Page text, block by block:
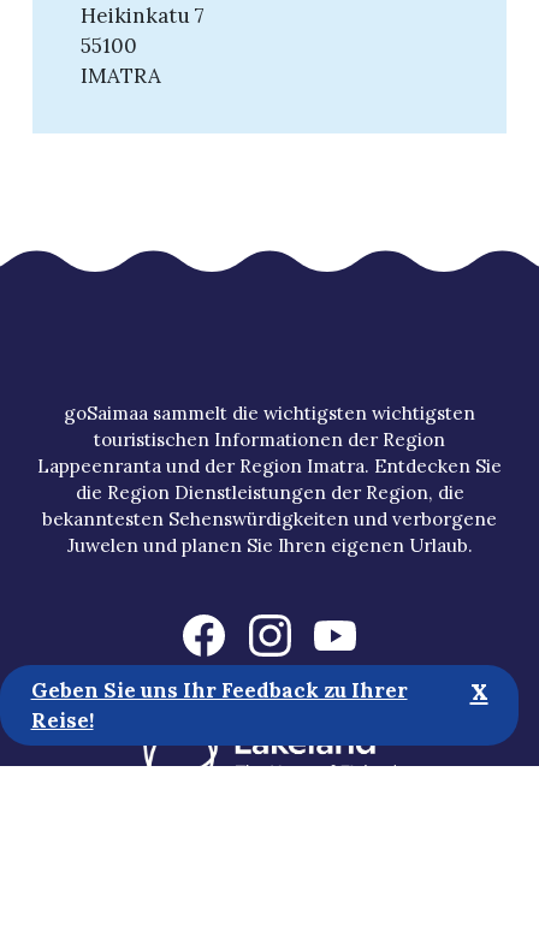
Heikinkatu 7
55100
IMATRA
goSaimaa sammelt die wichtigsten wichtigsten
touristischen Informationen der Region
Lappeenranta und der Region Imatra. Entdecken Sie
die Region Dienstleistungen der Region, die
bekanntesten Sehenswürdigkeiten und verborgene
Juwelen und planen Sie Ihren eigenen Urlaub.
Geben Sie uns Ihr Feedback zu Ihrer
Reise!
x